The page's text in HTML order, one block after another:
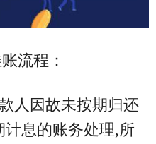
流程：
人因故未按期归还
息的账务处理,所